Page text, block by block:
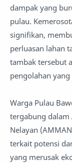
dampak yang
pulau.
signifikan,
perluasan lahan
tambak tersebut
pengolahan yang
Warga Pulau
tergabung dalam
Nelayan
terkait potensi
yang merusak